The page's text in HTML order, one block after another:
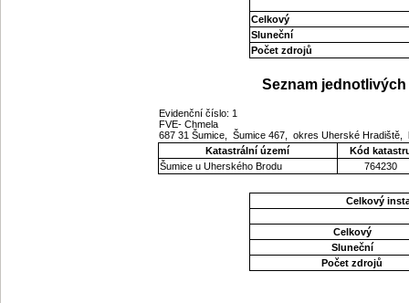
Celkový
Sluneční
Počet zdrojů
Seznam
Evidenční číslo: 1
FVE- Chmela
687 31 Šumice, Šumice 467, okres Uherské
Katastrální území
Kód
Šumice u Uherského Brodu
764230
Celkový
Celkový
Sluneční
Počet zdrojů